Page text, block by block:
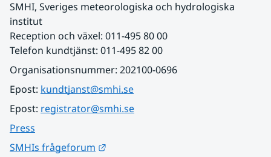
SMHI, Sveriges meteorologiska och hydrologiska
institut
Reception och växel: 011-495 80 00
Telefon kundtjänst: 011-495 82 00
Organisationsnummer: 202100-0696
Epost: kundtjanst@smhi.se
Epost: registrator@smhi.se
Press
SMHIs frågeforum